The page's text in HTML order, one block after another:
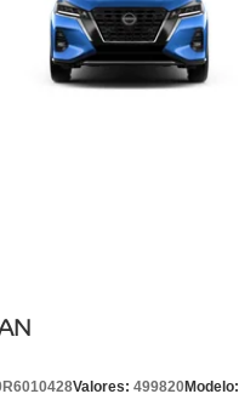
Valores: 499820Modelo: